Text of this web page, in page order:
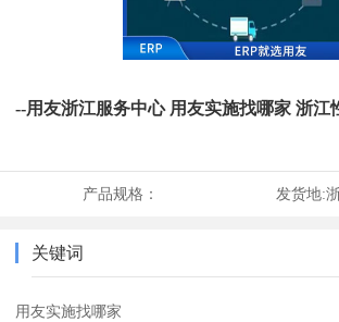
--用友浙江服务中心 用友实施找哪家 浙江
产品规格： 发货地:
关键词
用友实施找哪家